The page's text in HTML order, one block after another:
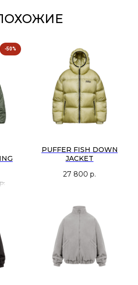
можно носить поверх худи, свитшота или
и крупная фирменная вышивка на спине —
не теряет форму и цвет со временем.
изделию, который помогает сохранять
дышащим благодаря вискозе в составе.
черный, серый и новый изумрудный
-50%
р.
PUFFER FISH DOWN
JACKET
27 800 р.